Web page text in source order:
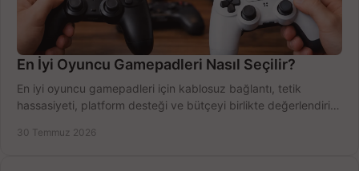
En İyi Oyuncu Gamepadleri Nasıl Seçilir?
En iyi oyuncu gamepadleri için kablosuz bağlantı, tetik
hassasiyeti, platform desteği ve bütçeyi birlikte değerlendirin;
30 Temmuz 2026